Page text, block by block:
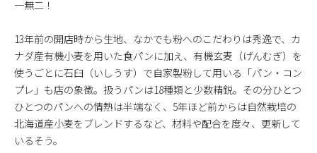
一無二！
13年前の開店時から生地、なかでも粉へのこだわりは秀逸で、カ
ナダ産有機小麦を用いた食パンに加え、有機玄麦（げんむぎ）を
使うごとに石臼（いしうす）で自家製粉して用いる「パン・コン
プレ」も店の象徴。扱うパンは18種類と少数精鋭。その分ひとつ
ひとつのパンへの情熱は半端なく、5年ほど前からは自然栽培の
北海道産小麦をブレンドするなど、材料や配合を度々、更新して
いるそう。